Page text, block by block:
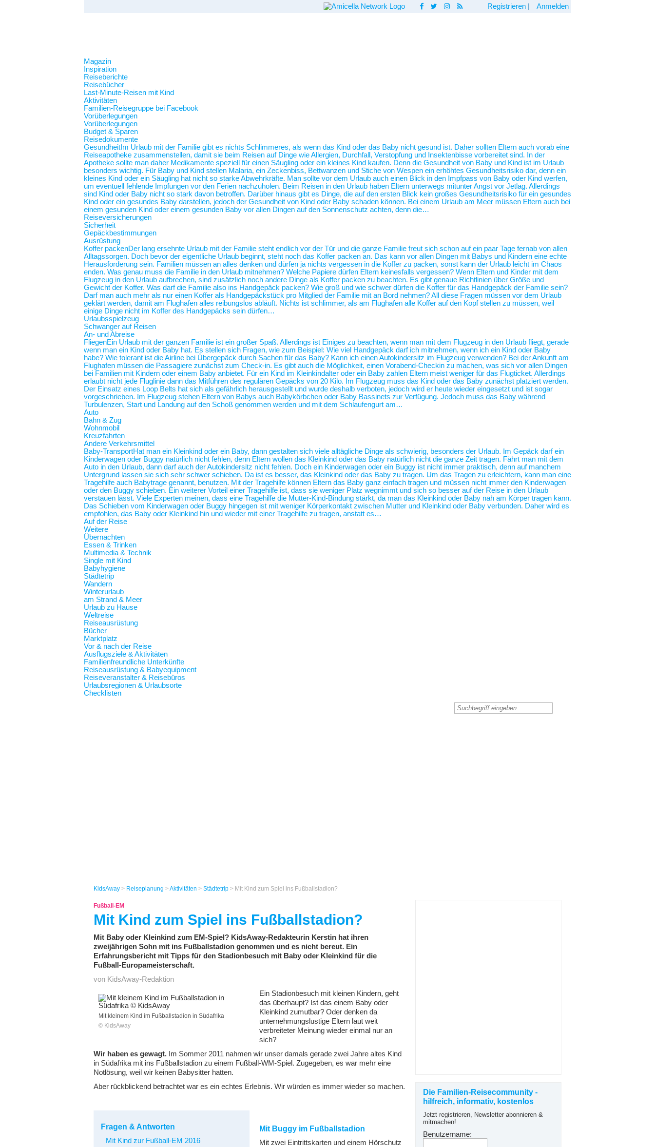
Registrieren Anmelden
Magazin
Inspiration
Reiseberichte
Reisebücher
Last-Minute-Reisen mit Kind
Aktivitäten
Familien-Reisegruppe bei Facebook
Vorüberlegungen
Vorüberlegungen
Budget & Sparen
Reisedokumente
Gesundheit Im Urlaub mit der Familie gibt es nichts Schlimmeres, als wenn das Kind oder das Baby nicht gesund ist. Daher sollten Eltern auch vorab eine
Reiseapotheke zusammenstellen, damit sie beim Reisen auf Dinge wie Allergien, Durchfall, Verstopfung und Insektenbisse vorbereitet sind. In der
Apotheke sollte man daher Medikamente speziell für einen Säugling oder ein kleines Kind kaufen. Denn die Gesundheit von Baby und Kind ist im Urlaub
besonders wichtig. Für Baby und Kind stellen Malaria, ein Zeckenbiss, Bettwanzen und Stiche von Wespen ein erhöhtes Gesundheitsrisiko dar, denn ein
kleines Kind oder ein Säugling hat nicht so starke Abwehrkräfte. Man sollte vor dem Urlaub auch einen Blick in den Impfpass von Baby oder Kind werfen,
um eventuell fehlende Impfungen vor den Ferien nachzuholen. Beim Reisen in den Urlaub haben Eltern unterwegs mitunter Angst vor Jetlag. Allerdings
sind Kind oder Baby nicht so stark davon betroffen. Darüber hinaus gibt es Dinge, die auf den ersten Blick kein großes Gesundheitsrisiko für ein gesundes
Kind oder ein gesundes Baby darstellen, jedoch der Gesundheit von Kind oder Baby schaden können. Bei einem Urlaub am Meer müssen Eltern auch bei
einem gesunden Kind oder einem gesunden Baby vor allen Dingen auf den Sonnenschutz achten, denn die…
Reiseversicherungen
Sicherheit
Gepäckbestimmungen
Ausrüstung
Koffer packenDer lang ersehnte Urlaub mit der Familie steht endlich vor der Tür und die ganze Familie freut sich schon auf ein paar Tage fernab von allen
Alltagssorgen. Doch bevor der eigentliche Urlaub beginnt, steht noch das Koffer packen an. Das kann vor allen Dingen mit Babys und Kindern eine echte
Herausforderung sein. Familien müssen an alles denken und dürfen ja nichts vergessen in die Koffer zu packen, sonst kann der Urlaub leicht im Chaos
enden. Was genau muss die Familie in den Urlaub mitnehmen? Welche Papiere dürfen Eltern keinesfalls vergessen? Wenn Eltern und Kinder mit dem
Flugzeug in den Urlaub aufbrechen, sind zusätzlich noch andere Dinge als Koffer packen zu beachten. Es gibt genaue Richtlinien über Größe und
Gewicht der Koffer. Was darf die Familie also ins Handgepäck packen? Wie groß und wie schwer dürfen die Koffer für das Handgepäck der Familie sein?
Darf man auch mehr als nur einen Koffer als Handgepäckstück pro Mitglied der Familie mit an Bord nehmen? All diese Fragen müssen vor dem Urlaub
geklärt werden, damit am Flughafen alles reibungslos abläuft. Nichts ist schlimmer, als am Flughafen alle Koffer auf den Kopf stellen zu müssen, weil
einige Dinge nicht im Koffer des Handgepäcks sein dürfen…
Urlaubsspielzeug
Schwanger auf Reisen
An- und Abreise
FliegenEin Urlaub mit der ganzen Familie ist ein großer Spaß. Allerdings ist Einiges zu beachten, wenn man mit dem Flugzeug in den Urlaub fliegt, gerade
wenn man ein Kind oder Baby hat. Es stellen sich Fragen, wie zum Beispiel: Wie viel Handgepäck darf ich mitnehmen, wenn ich ein Kind oder Baby
habe? Wie tolerant ist die Airline bei Übergepäck durch Sachen für das Baby? Kann ich einen Autokindersitz im Flugzeug verwenden? Bei der Ankunft am
Flughafen müssen die Passagiere zunächst zum Check-in. Es gibt auch die Möglichkeit, einen Vorabend-Checkin zu machen, was sich vor allen Dingen
bei Familien mit Kindern oder einem Baby anbietet. Für ein Kind im Kleinkindalter oder ein Baby zahlen Eltern meist weniger für das Flugticket. Allerdings
erlaubt nicht jede Fluglinie dann das Mitführen des regulären Gepäcks von 20 Kilo. Im Flugzeug muss das Kind oder das Baby zunächst platziert werden.
Der Einsatz eines Loop Belts hat sich als gefährlich herausgestellt und wurde deshalb verboten, jedoch wird er heute wieder eingesetzt und ist sogar
vorgeschrieben. Im Flugzeug stehen Eltern von Babys auch Babykörbchen oder Baby Bassinets zur Verfügung. Jedoch muss das Baby während
Turbulenzen, Start und Landung auf den Schoß genommen werden und mit dem Schlaufengurt am…
Auto
Bahn & Zug
Wohnmobil
Kreuzfahrten
Andere Verkehrsmittel
Baby-TransportHat man ein Kleinkind oder ein Baby, dann gestalten sich viele alltägliche Dinge als schwierig, besonders der Urlaub. Im Gepäck darf ein
Kinderwagen oder Buggy natürlich nicht fehlen, denn Eltern wollen das Kleinkind oder das Baby natürlich nicht die ganze Zeit tragen. Fährt man mit dem
Auto in den Urlaub, dann darf auch der Autokindersitz nicht fehlen. Doch ein Kinderwagen oder ein Buggy ist nicht immer praktisch, denn auf manchem
Untergrund lassen sie sich sehr schwer schieben. Da ist es besser, das Kleinkind oder das Baby zu tragen. Um das Tragen zu erleichtern, kann man eine
Tragehilfe auch Babytrage genannt, benutzen. Mit der Tragehilfe können Eltern das Baby ganz einfach tragen und müssen nicht immer den Kinderwagen
oder den Buggy schieben. Ein weiterer Vorteil einer Tragehilfe ist, dass sie weniger Platz wegnimmt und sich so besser auf der Reise in den Urlaub
verstauen lässt. Viele Experten meinen, dass eine Tragehilfe die Mutter-Kind-Bindung stärkt, da man das Kleinkind oder Baby nah am Körper tragen kann.
Das Schieben vom Kinderwagen oder Buggy hingegen ist mit weniger Körperkontakt zwischen Mutter und Kleinkind oder Baby verbunden. Daher wird es
empfohlen, das Baby oder Kleinkind hin und wieder mit einer Tragehilfe zu tragen, anstatt es…
Auf der Reise
Weitere
Übernachten
Essen & Trinken
Multimedia & Technik
Single mit Kind
Babyhygiene
Städtetrip
Wandern
Winterurlaub
am Strand & Meer
Urlaub zu Hause
Weltreise
Reiseausrüstung
Bücher
Marktplatz
Vor & nach der Reise
Ausflugsziele & Aktivitäten
Familienfreundliche Unterkünfte
Reiseausrüstung & Babyequipment
Reiseveranstalter & Reisebüros
Urlaubsregionen & Urlaubsorte
Checklisten
KidsAway > Reiseplanung >Aktivitäten > Städtetrip > Mit Kind zum Spiel ins Fußballstadion?
Fußball-EM
Mit Kind zum Spiel ins Fußballstadion?
Mit Baby oder Kleinkind zum EM-Spiel? KidsAway-Redakteurin Kerstin hat ihren
zweijährigen Sohn mit ins Fußballstadion genommen und es nicht bereut. Ein
Erfahrungsbericht mit Tipps für den Stadionbesuch mit Baby oder Kleinkind für die
Fußball-Europameisterschaft.
von KidsAway-Redaktion
Mit kleinem Kind im Fußballstadion in Südafrika
© KidsAway
Ein Stadionbesuch mit kleinen Kindern, geht
das überhaupt? Ist das einem Baby oder
Kleinkind zumutbar? Oder denken da
unternehmungslustige Eltern laut weit
verbreiteter Meinung wieder einmal nur an
sich?
Wir haben es gewagt. Im Sommer 2011 nahmen wir unser damals gerade zwei Jahre altes Kind
in Südafrika mit ins Fußballstadion zu einem Fußball-WM-Spiel. Zugegeben, es war mehr eine
Notlösung, weil wir keinen Babysitter hatten.
Aber rückblickend betrachtet war es ein echtes Erlebnis. Wir würden es immer wieder so machen.
Fragen & Antworten
Mit Kind zur Fußball-EM 2016
Mit Buggy im Fußballstadion
Mit zwei Eintrittskarten und einem Hörschutz
Die Familien-Reisecommunity -
hilfreich, informativ, kostenlos
Jetzt registrieren, Newsletter abonnieren &
mitmachen!
Benutzername: